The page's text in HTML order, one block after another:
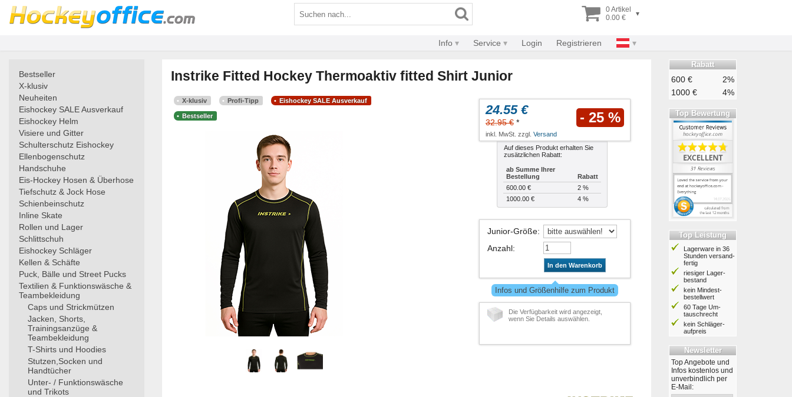
0 Artikel
0.00 €
▾
Info Service Login Registrieren
Bestseller
X-klusiv
Neuheiten
Eishockey SALE Ausverkauf
Eishockey Helm
Visiere und Gitter
Schulterschutz Eishockey
Ellenbogenschutz
Handschuhe
Eis-Hockey Hosen & Überhose
Tiefschutz & Jock Hose
Schienbeinschutz
Inline Skate
Rollen und Lager
Schlittschuh
Eishockey Schläger
Kellen & Schäfte
Puck, Bälle und Street Pucks
Textilien & Funktionswäsche &
Teambekleidung
Caps und Strickmützen
Jacken, Shorts,
Trainingsanzüge &
Teambekleidung
T-Shirts und Hoodies
Stutzen,Socken und
Handtücher
Unter- / Funktionswäsche
und Trikots
Instrike Fitted Hockey Thermoaktiv fitted Shirt Junior
X-klusiv Profi-Tipp Eishockey SALE Ausverkauf
Bestseller 24.55 €
32.95 € * - 25 %
inkl. MwSt. zzgl. Versand
Auf dieses Produkt erhalten Sie
zusätzlichen Rabatt:
ab Summe Ihrer
Bestellung
Rabatt
600.00 €
2 %
1000.00 €
4 %
Junior-Größe:
Anzahl:
In den Warenkorb
Infos und Größenhilfe zum Produkt
Die Verfügbarkeit wird angezeigt,
wenn Sie Details auswählen.
Rabatt
600 €
2%
1000 €
4%
Top Bewertung
Top Leistung
Lagerware in 36
Stunden ver­sand­
fertig
riesiger Lager­
bestand
kein Mindest­
bestell­wert
60 Tage Um­
tausch­recht
kein Schläger­
aufpreis
Newsletter
Top Angebote und
Infos kostenlos und
unverbindlich per
E-Mail: